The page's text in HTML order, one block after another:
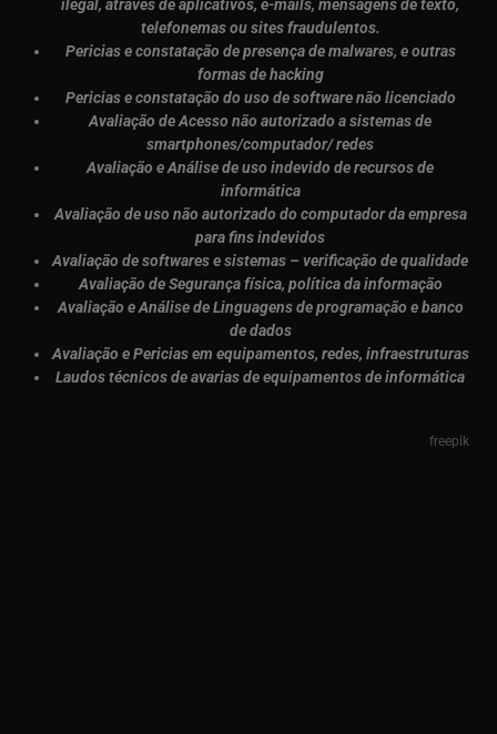
ilegal, através de aplicativos, e-mails, mensagens de texto,
telefonemas ou sites fraudulentos.
Pericias e constatação de presença de malwares, e outras
formas de hacking
Pericias e constatação do uso de software não licenciado
Avaliação de Acesso não autorizado a sistemas de
smartphones/computador/ redes
Avaliação e Análise de uso indevido de recursos de
informática
Avaliação de uso não autorizado do computador da empresa
para fins indevidos
Avaliação de softwares e sistemas – verificação de qualidade
Avaliação de Segurança física, política da informação
Avaliação e Análise de Linguagens de programação e banco
de dados
Avaliação e Pericias em equipamentos, redes, infraestruturas
Laudos técnicos de avarias de equipamentos de informática
freepik